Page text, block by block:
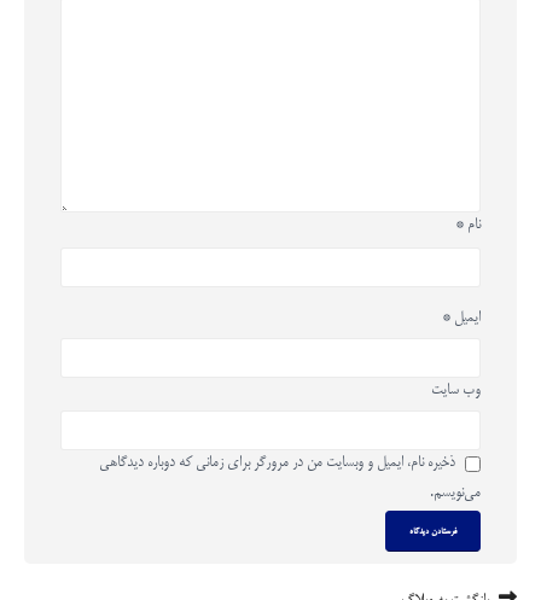
نام *
ایمیل *
وب‌ سایت
ذخیره نام، ایمیل و وبسایت من در مرورگر برای زمانی که دوباره دیدگاهی
می‌نویسم.